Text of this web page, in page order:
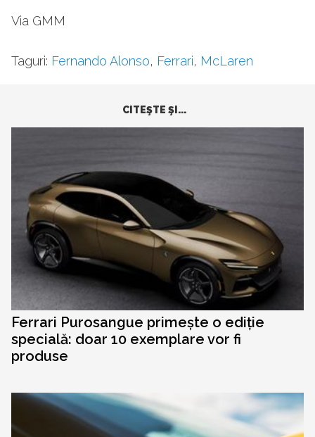
Via GMM
Taguri: Fernando Alonso, Ferrari, McLaren
CITEŞTE ŞI...
Ferrari Purosangue primește o ediție
specială: doar 10 exemplare vor fi
produse